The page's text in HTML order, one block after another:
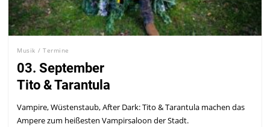
Musik / Termine
03. September
Tito & Tarantula
Vampire, Wüstenstaub, After Dark: Tito & Tarantula machen das
Ampere zum heißesten Vampirsaloon der Stadt.